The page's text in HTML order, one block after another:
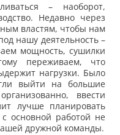
– наоборот,
Недавно через
властям, чтобы нам
нашу деятельность –
мощность, сушилки
переживаем, что
нагрузки. Было
выйти на большие
ввести
лучше планировать
основной работой не
дружной команды.